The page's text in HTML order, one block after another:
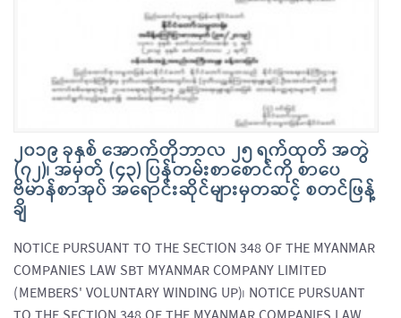
၂၀၁၉ ခုနှစ် အောက်တိုဘာလ ၂၅ ရက်ထုတ် အတွဲ
(၇၂)၊ အမှတ် (၄၃) ပြန်တမ်းစာစောင်ကို စာပေ
ဗိမာန်စာအုပ် အရောင်းဆိုင်များမှတဆင့် စတင်ဖြန့်
ချိ
NOTICE PURSUANT TO THE SECTION 348 OF THE MYANMAR
COMPANIES LAW SBT MYANMAR COMPANY LIMITED
(MEMBERS' VOLUNTARY WINDING UP)၊ NOTICE PURSUANT